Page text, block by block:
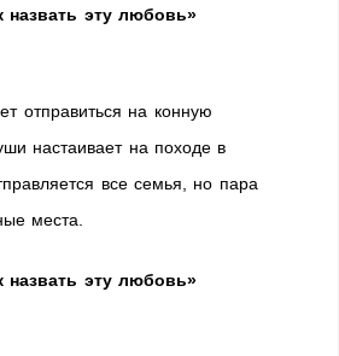
назвать эту любовь»
отправиться на конную
настаивает на походе в
все семья, но пара
места.
назвать эту любовь»